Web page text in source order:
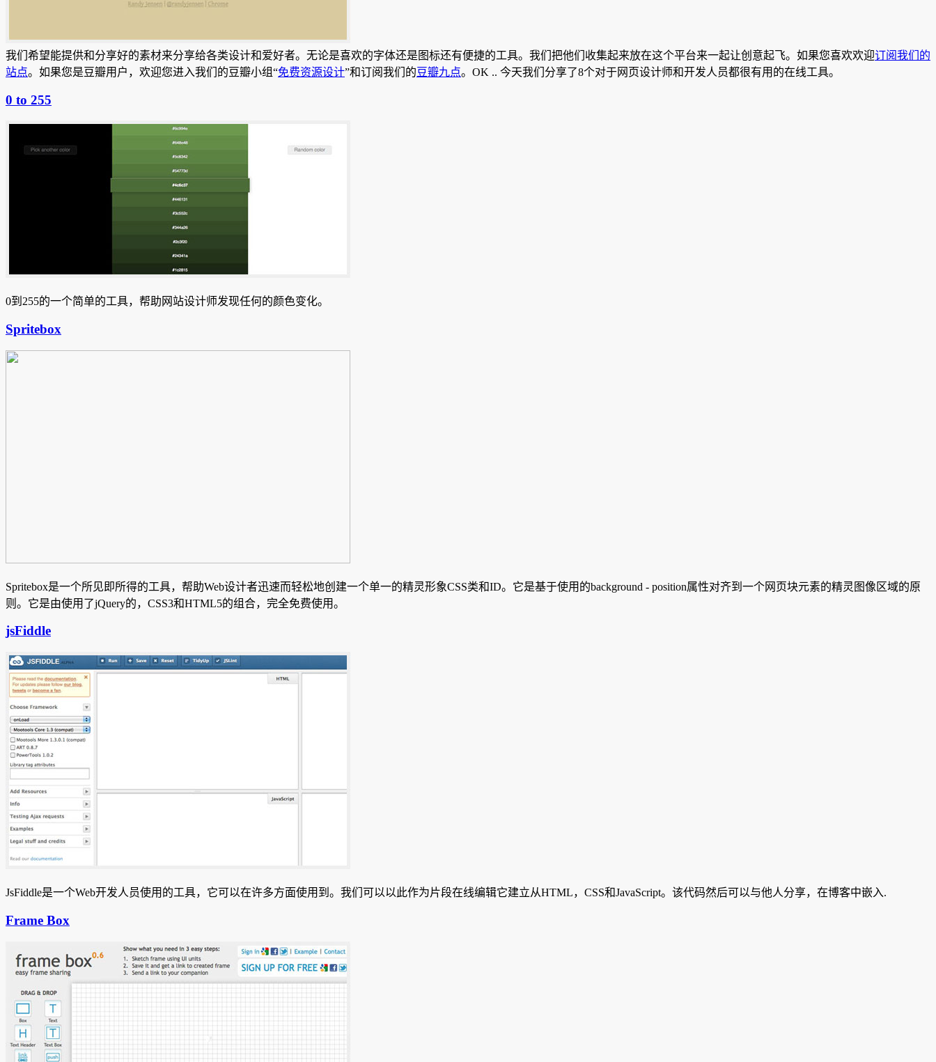
我们希望能提供和分享好的素材来分享给各类设计和爱好者。无论是喜欢的字体还是图标还有便捷的工具。我们把他们收集起来放在这个平台来一起让创意起飞。如果您喜欢欢迎订阅我们的
站点。如果您是豆瓣用户，欢迎您进入我们的豆瓣小组“免费资源设计”和订阅我们的豆瓣九点。OK .. 今天我们分享了8个对于网页设计师和开发人员都很有用的在线工具。
0 to 255
0到255的一个简单的工具，帮助网站设计师发现任何的颜色变化。
Spritebox
Spritebox是一个所见即所得的工具，帮助Web设计者迅速而轻松地创建一个单一的精灵形象CSS类和ID。它是基于使用的background - position属性对齐到一个网页块元素的精灵图像区域的原
则。它是由使用了jQuery的，CSS3和HTML5的组合，完全免费使用。
jsFiddle
JsFiddle是一个Web开发人员使用的工具，它可以在许多方面使用到。我们可以以此作为片段在线编辑它建立从HTML，CSS和JavaScript。该代码然后可以与他人分享，在博客中嵌入.
Frame Box